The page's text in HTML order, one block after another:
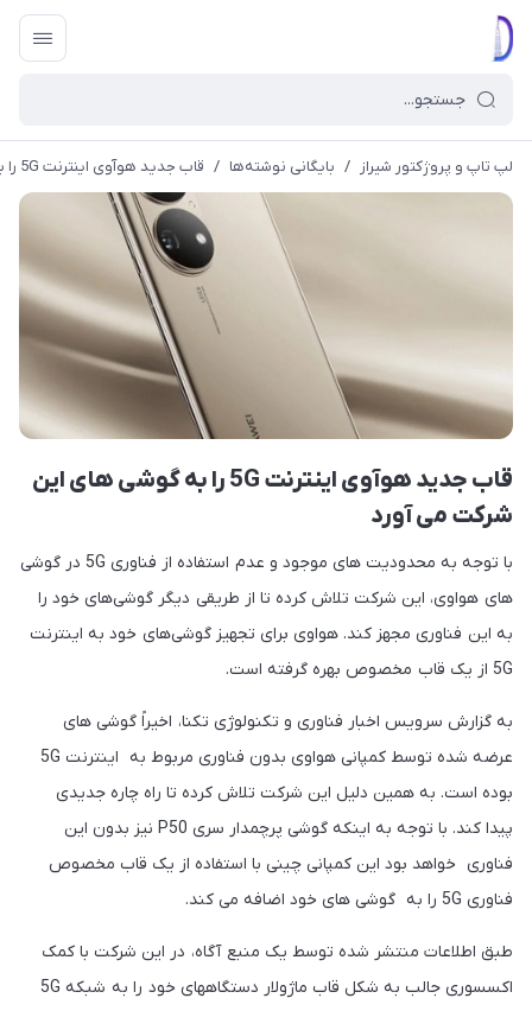
لپ تاپ و پروژکتور شیراز / بایگانی نوشته‌ها / قاب جدید هوآوی اینترنت 5G را به گوشی های این شرکت می آورد
قاب جدید هوآوی اینترنت 5G را به گوشی های این
شرکت می آورد
با توجه به محدودیت های موجود و عدم استفاده از فناوری 5G در گوشی
های هواوی، این شرکت تلاش کرده تا از طریقی دیگر گوشی‌های خود را
به این فناوری مجهز کند. هواوی برای تجهیز گوشی‌های خود به اینترنت
5G از یک قاب مخصوص بهره گرفته است.
به گزارش سرویس اخبار فناوری و تکنولوژی تکنا، اخیراً گوشی های
عرضه شده توسط کمپانی هواوی بدون فناوری مربوط به اینترنت 5G
بوده است. به همین دلیل این شرکت تلاش کرده تا راه چاره جدیدی
پیدا کند. با توجه به اینکه گوشی پرچمدار سری P50 نیز بدون این
فناوری خواهد بود این کمپانی چینی با استفاده از یک قاب مخصوص
فناوری 5G را به گوشی های خود اضافه می کند.
طبق اطلاعات منتشر شده توسط یک منبع آگاه، در این شرکت با کمک
اکسسوری جالب به شکل قاب ماژولار دستگاههای خود را به شبکه 5G